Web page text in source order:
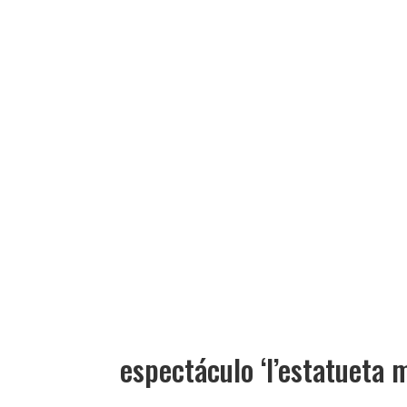
espectáculo ‘l’estatueta